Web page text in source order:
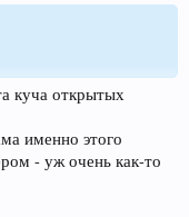
куча открытых
именно этого
- уж очень как-то